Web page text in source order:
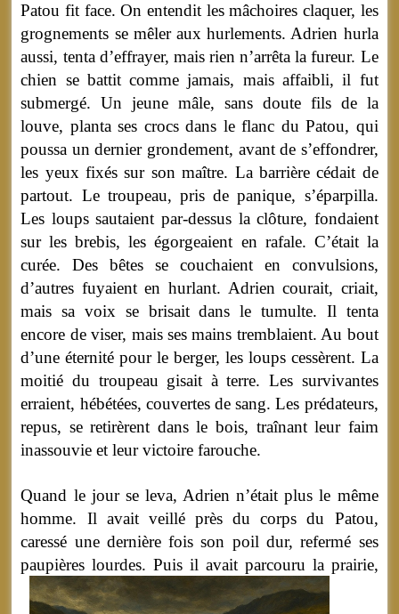
Patou fit face. On entendit les mâchoires claquer, les
grognements se mêler aux hurlements. Adrien hurla
aussi, tenta d’effrayer, mais rien n’arrêta la fureur. Le
chien se battit comme jamais, mais affaibli, il fut
submergé. Un jeune mâle, sans doute fils de la
louve, planta ses crocs dans le flanc du Patou, qui
poussa un dernier grondement, avant de s’effondrer,
les yeux fixés sur son maître. La barrière cédait de
partout. Le troupeau, pris de panique, s’éparpilla.
Les loups sautaient par-dessus la clôture, fondaient
sur les brebis, les égorgeaient en rafale. C’était la
curée. Des bêtes se couchaient en convulsions,
d’autres fuyaient en hurlant. Adrien courait, criait,
mais sa voix se brisait dans le tumulte. Il tenta
encore de viser, mais ses mains tremblaient. Au bout
d’une éternité pour le berger, les loups cessèrent. La
moitié du troupeau gisait à terre. Les survivantes
erraient, hébétées, couvertes de sang. Les prédateurs,
repus, se retirèrent dans le bois, traînant leur faim
inassouvie et leur victoire farouche.
Quand le jour se leva, Adrien n’était plus le même
homme. Il avait veillé près du corps du Patou,
caressé une dernière fois son poil dur, refermé ses
paupières lourdes.Puis il avait parcouru la prairie,